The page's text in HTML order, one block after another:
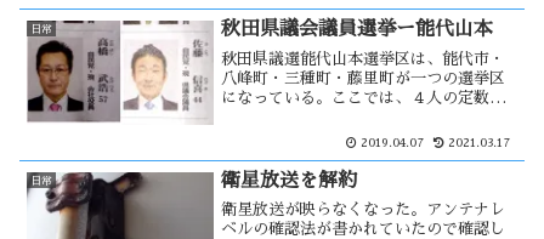
が発生し、住民のほとんどが亡くなった
悲惨な事件。
日常 秋田県議会議員選挙ー能代山本
秋田県議選能代山本選挙区は、能代市・
八峰町・三種町・藤里町が一つの選挙区
になっている。ここでは、４人の定数に
「少数激戦」でも何か盛り上がりに欠け
らしてもいいのではないだろうか。
2019.04.07 2021.03.17
日常 衛星放送を解約
衛星放送が映らなくなった。アンテナレ
ベルの確認法が書かれていたので確認し